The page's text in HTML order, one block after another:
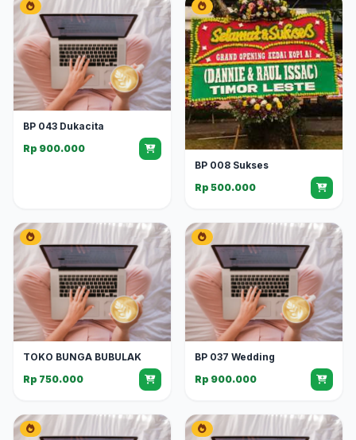
BP 043 Dukacita
Rp 900.000
BP 008 Sukses
Rp 500.000
TOKO BUNGA BUBULAK
Rp 750.000
BP 037 Wedding
Rp 900.000